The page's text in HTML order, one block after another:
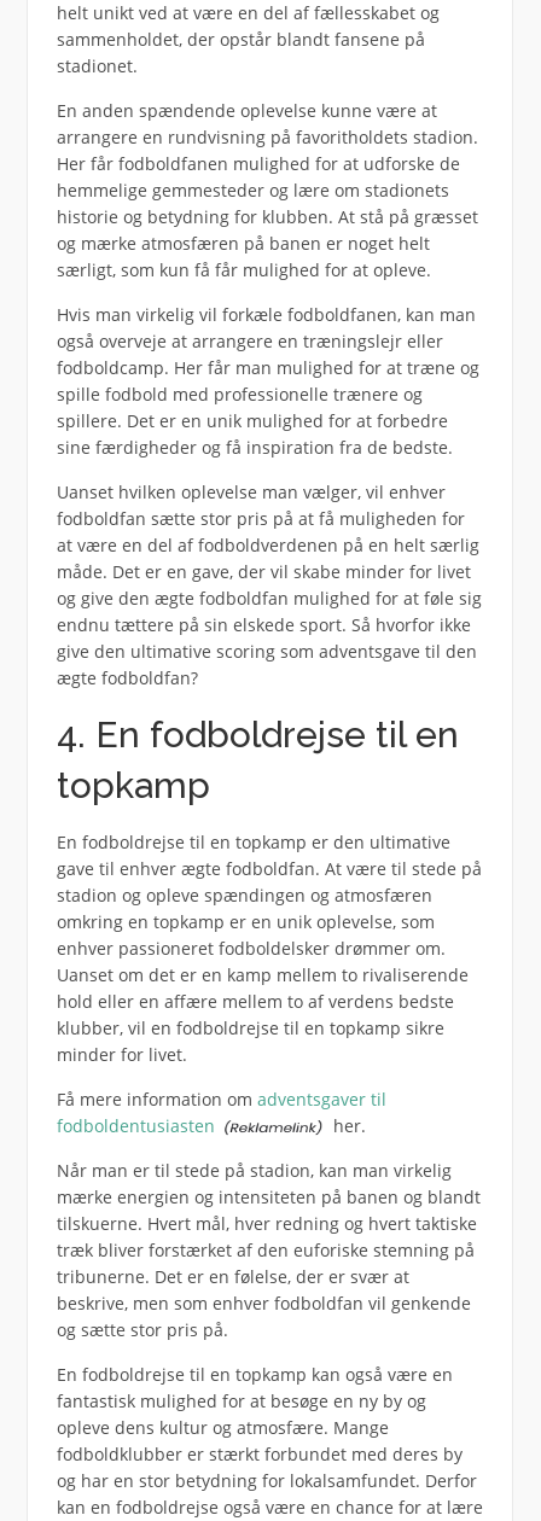
helt unikt ved at være en del af fællesskabet og
sammenholdet, der opstår blandt fansene på
stadionet.
En anden spændende oplevelse kunne være at
arrangere en rundvisning på favoritholdets stadion.
Her får fodboldfanen mulighed for at udforske de
hemmelige gemmesteder og lære om stadionets
historie og betydning for klubben. At stå på græsset
og mærke atmosfæren på banen er noget helt
særligt, som kun få får mulighed for at opleve.
Hvis man virkelig vil forkæle fodboldfanen, kan man
også overveje at arrangere en træningslejr eller
fodboldcamp. Her får man mulighed for at træne og
spille fodbold med professionelle trænere og
spillere. Det er en unik mulighed for at forbedre
sine færdigheder og få inspiration fra de bedste.
Uanset hvilken oplevelse man vælger, vil enhver
fodboldfan sætte stor pris på at få muligheden for
at være en del af fodboldverdenen på en helt særlig
måde. Det er en gave, der vil skabe minder for livet
og give den ægte fodboldfan mulighed for at føle sig
endnu tættere på sin elskede sport. Så hvorfor ikke
give den ultimative scoring som adventsgave til den
ægte fodboldfan?
4. En fodboldrejse til en
topkamp
En fodboldrejse til en topkamp er den ultimative
gave til enhver ægte fodboldfan. At være til stede på
stadion og opleve spændingen og atmosfæren
omkring en topkamp er en unik oplevelse, som
enhver passioneret fodboldelsker drømmer om.
Uanset om det er en kamp mellem to rivaliserende
hold eller en affære mellem to af verdens bedste
klubber, vil en fodboldrejse til en topkamp sikre
minder for livet.
Få mere information om adventsgaver til
fodboldentusiasten
her.
Når man er til stede på stadion, kan man virkelig
mærke energien og intensiteten på banen og blandt
tilskuerne. Hvert mål, hver redning og hvert taktiske
træk bliver forstærket af den euforiske stemning på
tribunerne. Det er en følelse, der er svær at
beskrive, men som enhver fodboldfan vil genkende
og sætte stor pris på.
En fodboldrejse til en topkamp kan også være en
fantastisk mulighed for at besøge en ny by og
opleve dens kultur og atmosfære. Mange
fodboldklubber er stærkt forbundet med deres by
og har en stor betydning for lokalsamfundet. Derfor
kan en fodboldrejse også være en chance for at lære